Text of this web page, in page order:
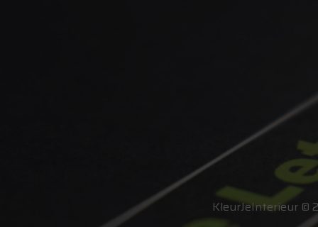
KleurJeInterieur ©